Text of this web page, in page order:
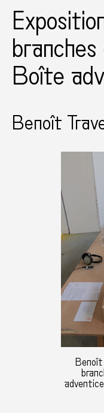
branches
Boîte
Benoît
Benoît